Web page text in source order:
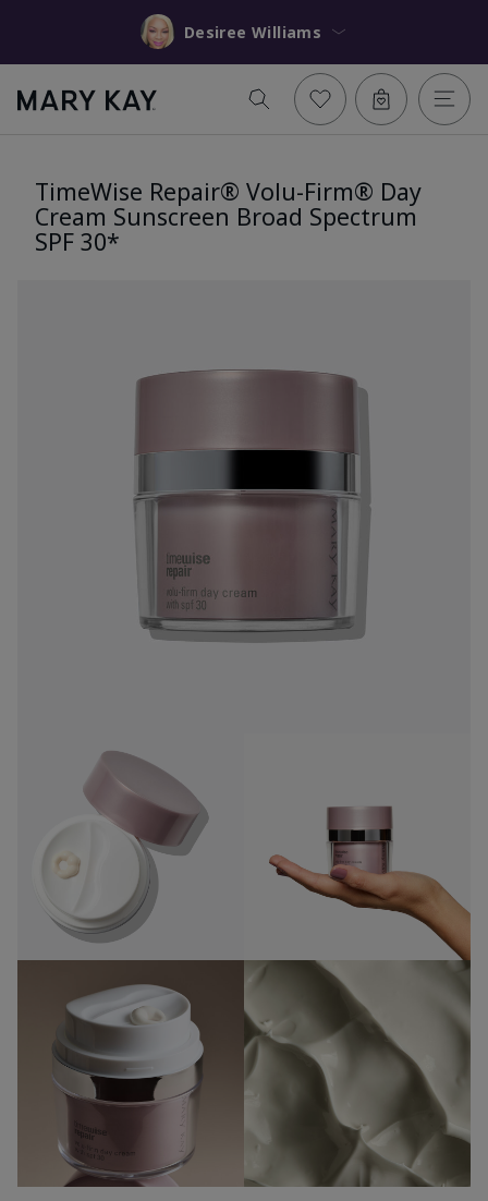
Desiree Williams
TimeWise Repair® Volu-Firm® Day
Cream Sunscreen Broad Spectrum
SPF 30*